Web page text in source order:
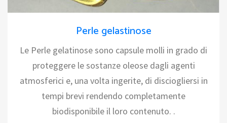
Perle gelastinose
Le Perle gelatinose sono capsule molli in grado di
proteggere le sostanze oleose dagli agenti
atmosferici e, una volta ingerite, di disciogliersi in
tempi brevi rendendo completamente
biodisponibile il loro contenuto. .